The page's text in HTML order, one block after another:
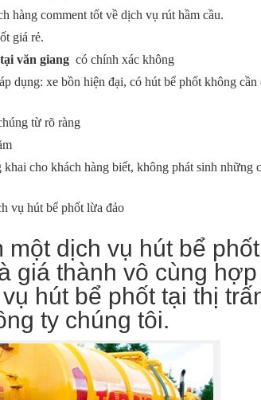
hàng comment tốt về dịch vụ rút hầm cầu.
giá rẻ.
văn giang có chính xác không
dụng: xe bồn hiện đại, có hút bể phốt không cần
từ rõ ràng
cho khách hàng biết, không phát sinh những
vụ hút bể phốt lừa đảo
một dịch vụ hút bể
giá thành vô cùng hợp
hút bể phốt tại thị
ty chúng tôi.